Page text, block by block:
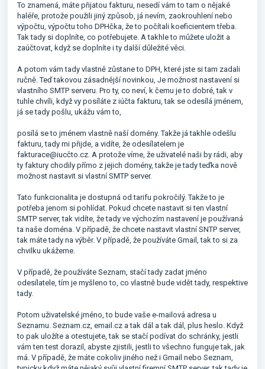
To znamená, máte přijatou fakturu, nesedí vám to tam o nějaké
haléře, protože použili jiný způsob, já nevím, zaokrouhlení nebo
výpočtu, výpočtu toho DPHčka, že to počítali koeficientem třeba.
Tak tady si doplníte, co potřebujete. A takhle to můžete uložit a
zaúčtovat, když se doplníte i ty další důležité věci.
A potom vám tady vlastně zůstane to DPH, které jste si tam zadali
ručně. Teď takovou zásadnější novinkou, Je možnost nastavení si
vlastního SMTP serveru. Pro ty, co neví, k čemu je to dobré, tak v
tuhle chvíli, když vy posíláte z iúčta fakturu, tak se odesílá jménem,
já se tady pošlu, ukážu vám to,
posílá se to jménem vlastně naší domény. Takže já takhle odešlu
fakturu, tady mi přijde, a vidíte, že odesílatelem je
fakturace@iucčto.cz. A protože víme, že uživatelé naši by rádi, aby
ty faktury chodily přímo z jejich domény, takže je tady teďka nově
možnost nastavit si vlastní SMTP server.
Tato funkcionalita je dostupná od tarifu pokročilý. Takže to je
potřeba jenom si pohlídat. Pokud chcete nastavit si ten vlastní
SMTP server, tak vidíte, že tady ve výchozím nastavení je používaná
ta naše doména. V případě, že chcete nastavit vlastní SNTP server,
tak máte tady na výběr. V případě, že používáte Gmail, tak to si za
chvilku ukážeme.
V případě, že používáte Seznam, stačí tady zadat jméno
odesílatele, tím je myšleno to, co vlastně bude vidět tady, respektive
tady.
Potom uživatelské jméno, to bude vaše e-mailová adresa u
Seznamu. Seznam.cz, email.cz a tak dál a tak dál, plus heslo. Když
to pak uložíte a otestujete, tak se stačí podívat do schránky, jestli
vám ten test dorazil, abyste zjistili, jestli to všechno funguje tak, jak
má. V případě, že máte cokoliv jiného než i Gmail nebo Seznam,